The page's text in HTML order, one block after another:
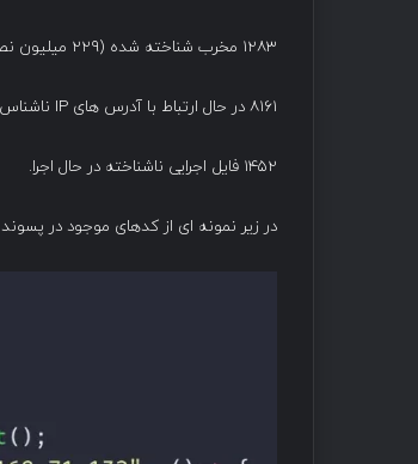
۱۲۸۳ مخرب شناخته شده (۲۲۹ میلیون نصب).
۸۱۶۱ در حال ارتباط با آدرس های IP ناشناس
۱۴۵۲ فایل اجرایی ناشناخته در حال اجرا.
در زیر نمونه ای از کدهای موجود در پسوند Visual Studio Code Marketplace مخرب است که یک reverse shell به سرور قربانی دارد.